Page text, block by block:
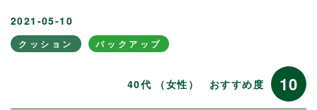
2021-05-10
クッション バックアップ
40代 （女性） おすすめ度 10